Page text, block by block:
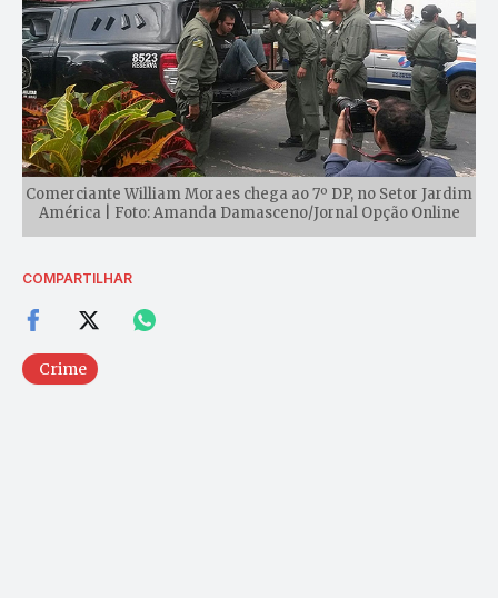
Comerciante William Moraes chega ao 7º DP, no Setor Jardim
América | Foto: Amanda Damasceno/Jornal Opção Online
COMPARTILHAR
Crime